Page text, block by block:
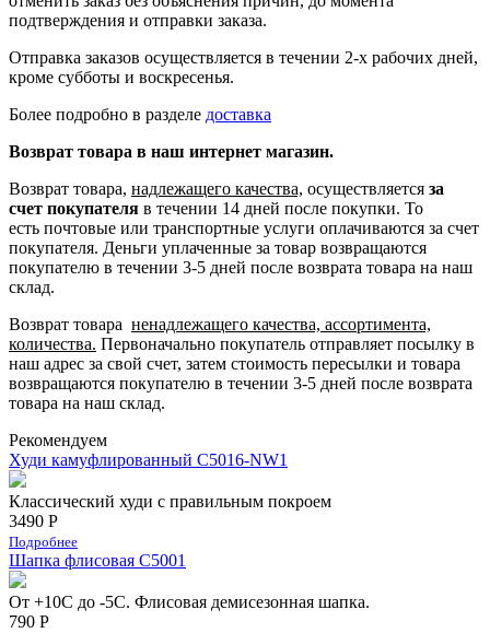
подтверждения и отправки заказа.
Отправка заказов осуществляется в течении 2-х рабочих дней,
кроме субботы и воскресенья.
Более подробно в разделе доставка
Возврат товара в наш интернет магазин.
Возврат товара, надлежащего качества, осуществляется за
счет покупателя в течении 14 дней после покупки. То
есть почтовые или транспортные услуги оплачиваются за счет
покупателя. Деньги уплаченные за товар возвращаются
покупателю в течении 3-5 дней после возврата товара на наш
склад.
Возврат товара ненадлежащего качества, ассортимента,
количества. Первоначально покупатель отправляет посылку в
наш адрес за свой счет, затем стоимость пересылки и товара
возвращаются покупателю в течении 3-5 дней после возврата
товара на наш склад.
Рекомендуем
Худи камуфлированный C5016-NW1
Классический худи с правильным покроем
3490 Р
Подробнее
Шапка флисовая С5001
От +10С до -5С. Флисовая демисезонная шапка.
790 Р